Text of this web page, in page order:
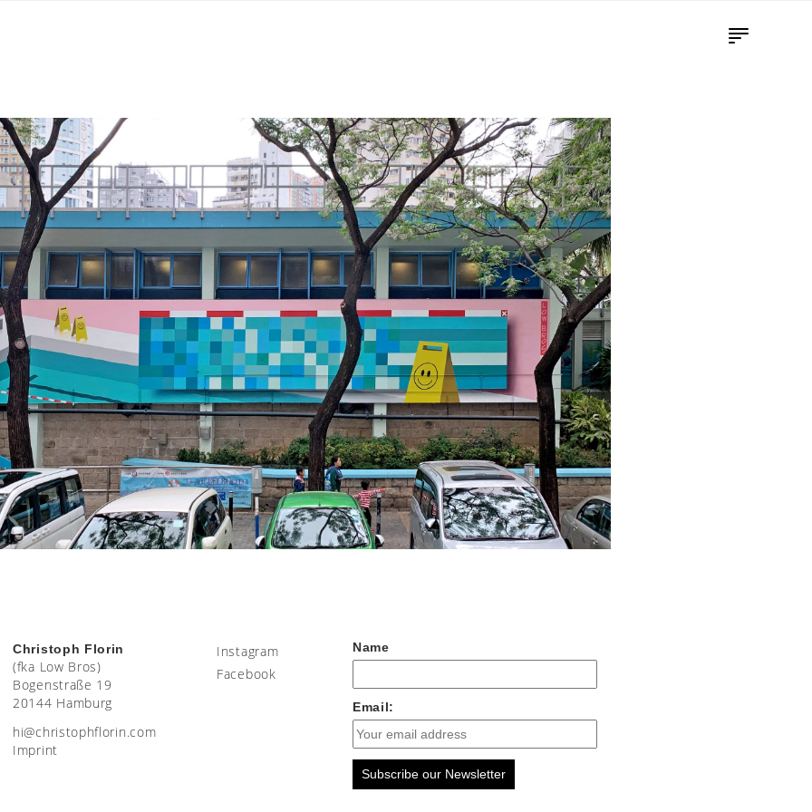
Christoph Florin
(fka Low Bros)
Bogenstraße 19
20144 Hamburg
moc.nirolfhpotsirhc@ih
Imprint
Instagram
Facebook
Name
Email:
Subscribe our Newsletter